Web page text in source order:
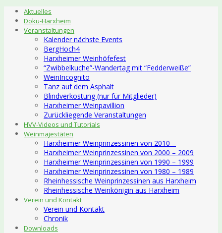
Aktuelles
Doku-Harxheim
Veranstaltungen
Kalender nächste Events
BergHoch4
Harxheimer Weinhöfefest
“Zwibbelkuche”-Wandertag mit “Fedderweiße”
WeinIncognito
Tanz auf dem Asphalt
Blindverkostung (nur für Mitglieder)
Harxheimer Weinpavillion
Zurückliegende Veranstaltungen
HVV-Videos und Tutorials
Weinmajestäten
Harxheimer Weinprinzessinen von 2010 –
Harxheimer Weinprinzessinen von 2000 – 2009
Harxheimer Weinprinzessinen von 1990 – 1999
Harxheimer Weinprinzessinen von 1980 – 1989
Rheinhessische Weinprinzessinen aus Harxheim
Rheinhessische Weinkönigin aus Harxheim
Verein und Kontakt
Verein und Kontakt
Chronik
Downloads